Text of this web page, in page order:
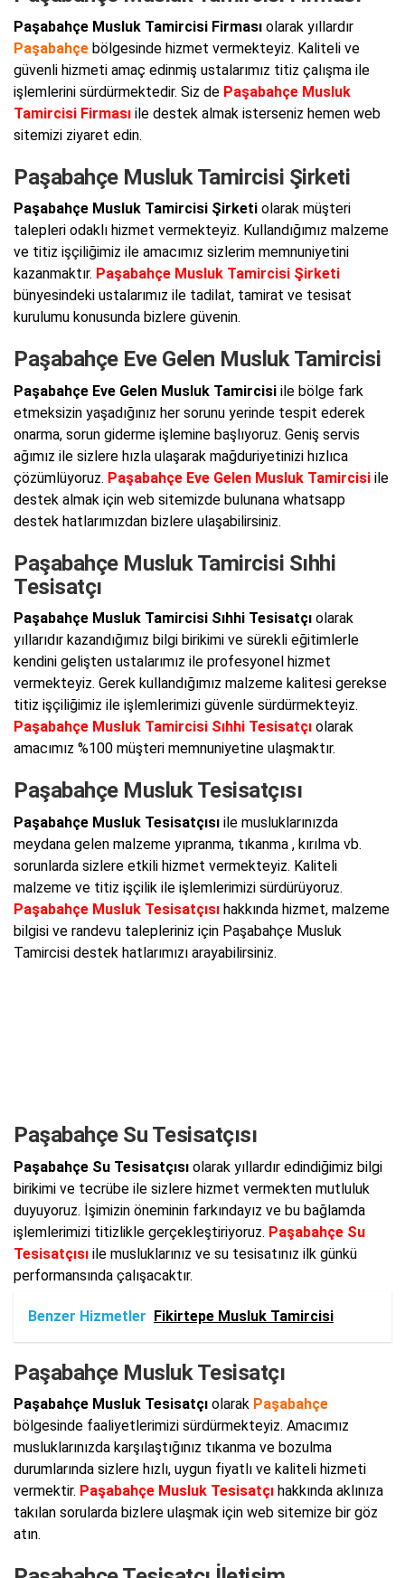
Paşabahçe Musluk Tamircisi Firması olarak yıllardır
Paşabahçe bölgesinde hizmet vermekteyiz. Kaliteli ve
güvenli hizmeti amaç edinmiş ustalarımız titiz çalışma ile
işlemlerini sürdürmektedir. Siz de Paşabahçe Musluk
Tamircisi Firması ile destek almak isterseniz hemen web
sitemizi ziyaret edin.
Paşabahçe Musluk Tamircisi Şirketi
Paşabahçe Musluk Tamircisi Şirketi olarak müşteri
talepleri odaklı hizmet vermekteyiz. Kullandığımız malzeme
ve titiz işçiliğimiz ile amacımız sizlerim memnuniyetini
kazanmaktır. Paşabahçe Musluk Tamircisi Şirketi
bünyesindeki ustalarımız ile tadilat, tamirat ve tesisat
kurulumu konusunda bizlere güvenin.
Paşabahçe Eve Gelen Musluk Tamircisi
Paşabahçe Eve Gelen Musluk Tamircisi ile bölge fark
etmeksizin yaşadığınız her sorunu yerinde tespit ederek
onarma, sorun giderme işlemine başlıyoruz. Geniş servis
ağımız ile sizlere hızla ulaşarak mağduriyetinizi hızlıca
çözümlüyoruz. Paşabahçe Eve Gelen Musluk Tamircisi ile
destek almak için web sitemizde bulunana whatsapp
destek hatlarımızdan bizlere ulaşabilirsiniz.
Paşabahçe Musluk Tamircisi Sıhhi
Tesisatçı
Paşabahçe Musluk Tamircisi Sıhhi Tesisatçı olarak
yıllarıdır kazandığımız bilgi birikimi ve sürekli eğitimlerle
kendini gelişten ustalarımız ile profesyonel hizmet
vermekteyiz. Gerek kullandığımız malzeme kalitesi gerekse
titiz işçiliğimiz ile işlemlerimizi güvenle sürdürmekteyiz.
Paşabahçe Musluk Tamircisi Sıhhi Tesisatçı olarak
amacımız %100 müşteri memnuniyetine ulaşmaktır.
Paşabahçe Musluk Tesisatçısı
Paşabahçe Musluk Tesisatçısı ile musluklarınızda
meydana gelen malzeme yıpranma, tıkanma , kırılma vb.
sorunlarda sizlere etkili hizmet vermekteyiz. Kaliteli
malzeme ve titiz işçilik ile işlemlerimizi sürdürüyoruz.
Paşabahçe Musluk Tesisatçısı hakkında hizmet, malzeme
bilgisi ve randevu talepleriniz için Paşabahçe Musluk
Tamircisi destek hatlarımızı arayabilirsiniz.
Paşabahçe Su Tesisatçısı
Paşabahçe Su Tesisatçısı olarak yıllardır edindiğimiz bilgi
birikimi ve tecrübe ile sizlere hizmet vermekten mutluluk
duyuyoruz. İşimizin öneminin farkındayız ve bu bağlamda
işlemlerimizi titizlikle gerçekleştiriyoruz. Paşabahçe Su
Tesisatçısı ile musluklarınız ve su tesisatınız ilk günkü
performansında çalışacaktır.
Benzer Hizmetler Fikirtepe Musluk Tamircisi
Paşabahçe Musluk Tesisatçı
Paşabahçe Musluk Tesisatçı olarak Paşabahçe
bölgesinde faaliyetlerimizi sürdürmekteyiz. Amacımız
musluklarınızda karşılaştığınız tıkanma ve bozulma
durumlarında sizlere hızlı, uygun fiyatlı ve kaliteli hizmeti
vermektir. Paşabahçe Musluk Tesisatçı hakkında aklınıza
takılan sorularda bizlere ulaşmak için web sitemize bir göz
atın.